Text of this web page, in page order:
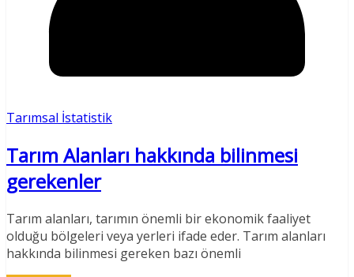
Tarımsal İstatistik
Tarım Alanları hakkında bilinmesi
gerekenler
Tarım alanları, tarımın önemli bir ekonomik faaliyet
olduğu bölgeleri veya yerleri ifade eder. Tarım alanları
hakkında bilinmesi gereken bazı önemli